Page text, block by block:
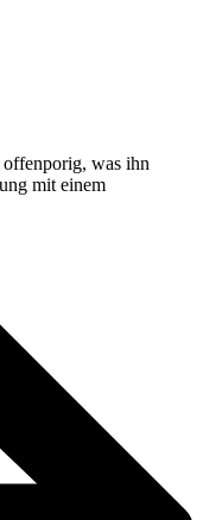
was ihn
mit einem